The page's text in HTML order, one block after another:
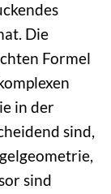
Die
Formel
in der
sind,
sind